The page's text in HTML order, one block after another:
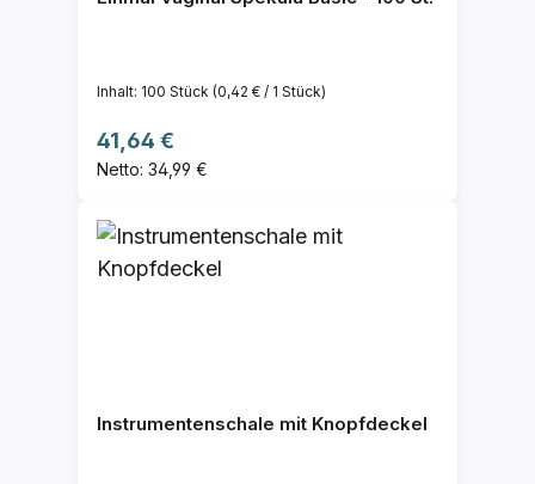
Inhalt: 100 Stück (0,42 € / 1 Stück)
Regulärer Preis:
41,64 €
Netto: 34,99 €
Instrumentenschale mit Knopfdeckel